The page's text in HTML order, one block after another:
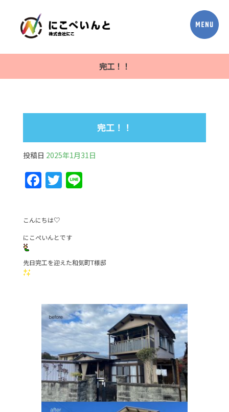
完工！！
完工！！
投稿日 2025年1月31日
F
a
c
e
b
o
T
w
er
Li
こんにちは♡
にこぺいんとです
先日完工を迎えた和気町T様邸